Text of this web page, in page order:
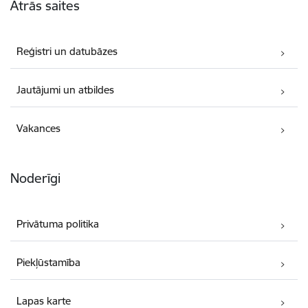
Ātrās saites
Reģistri un datubāzes
Jautājumi un atbildes
Vakances
Noderīgi
Privātuma politika
Piekļūstamība
Lapas karte